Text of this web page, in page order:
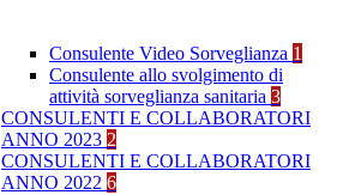
Consulente Video Sorveglianza 1
Consulente allo svolgimento di
attività sorveglianza sanitaria 3
CONSULENTI E COLLABORATORI
ANNO 2023 2
CONSULENTI E COLLABORATORI
ANNO 2022 6